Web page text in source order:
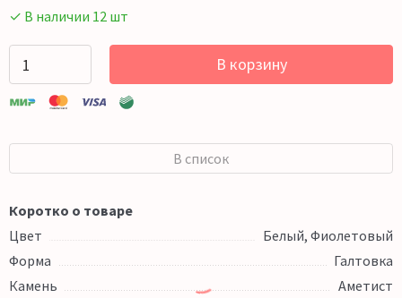
✓ В наличии 12 шт
В корзину
В список
Коротко о товаре
Цвет
Белый, Фиолетовый
Форма
Галтовка
Камень
Аметист